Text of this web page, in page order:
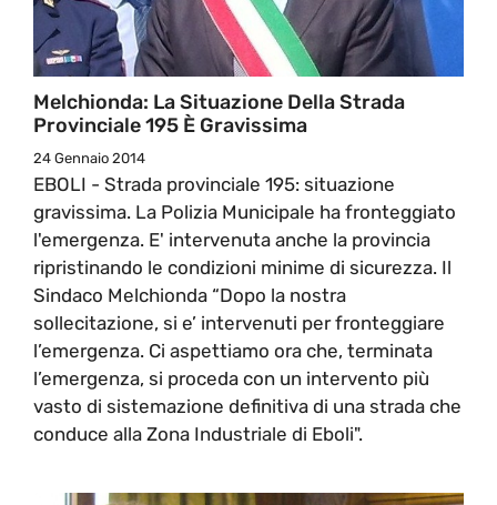
Melchionda: La Situazione Della Strada
Provinciale 195 È Gravissima
24 Gennaio 2014
EBOLI - Strada provinciale 195: situazione
gravissima. La Polizia Municipale ha fronteggiato
l'emergenza. E' intervenuta anche la provincia
ripristinando le condizioni minime di sicurezza. Il
Sindaco Melchionda “Dopo la nostra
sollecitazione, si e’ intervenuti per fronteggiare
l’emergenza. Ci aspettiamo ora che, terminata
l’emergenza, si proceda con un intervento più
vasto di sistemazione definitiva di una strada che
conduce alla Zona Industriale di Eboli".